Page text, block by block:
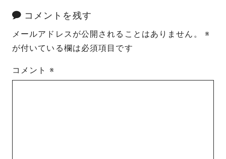
コメントを残す
メールアドレスが公開されることはありません。
※
が付いている欄は必須項目です
コメント ※